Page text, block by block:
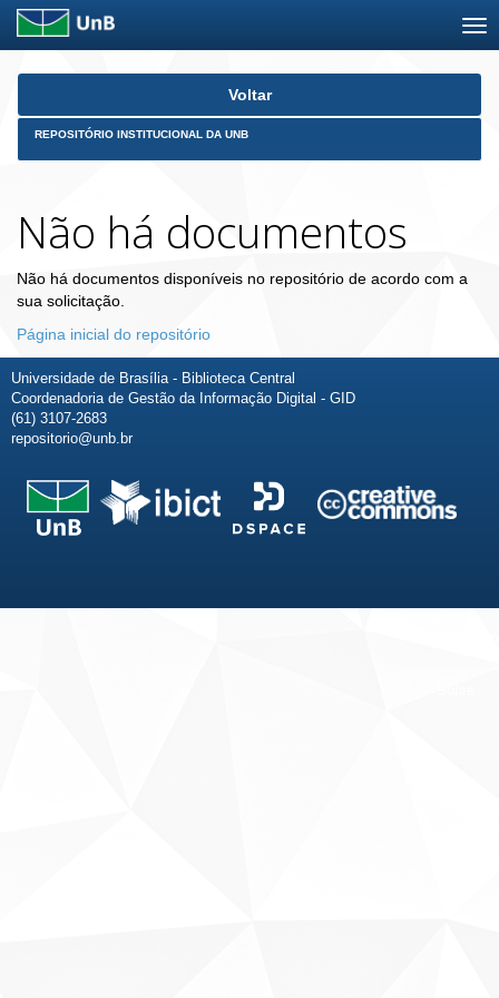
Skip
Voltar
REPOSITÓRIO INSTITUCIONAL DA UNB
Não há documentos
Não há documentos disponíveis no repositório de acordo com a
sua solicitação.
Página inicial do repositório
Universidade de Brasília - Biblioteca Central
Coordenadoria de Gestão da Informação Digital - GID
(61) 3107-2683
repositorio@unb.br